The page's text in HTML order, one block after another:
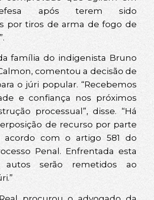
após terem sido
por tiros de arma de fogo de
família do indigenista Bruno
comentou a decisão de
o júri popular. “Recebemos
e confiança nos próximos
processual”, disse. “Há
de recurso por parte
acordo com o artigo 581 do
Penal. Enfrentada esta
autos serão remetidos ao